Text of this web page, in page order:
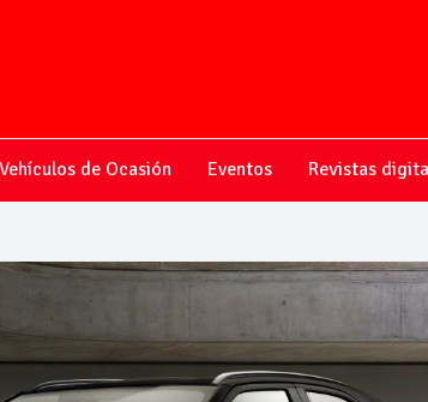
Vehículos de Ocasión Eventos Revistas